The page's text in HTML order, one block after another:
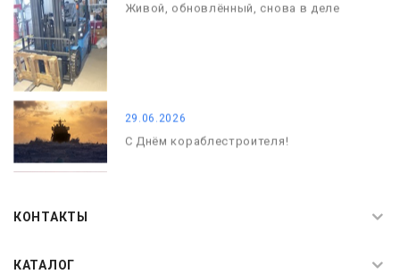
Живой, обновлённый, снова в деле
29.06.2026
С Днём кораблестроителя!
КОНТАКТЫ
КАТАЛОГ